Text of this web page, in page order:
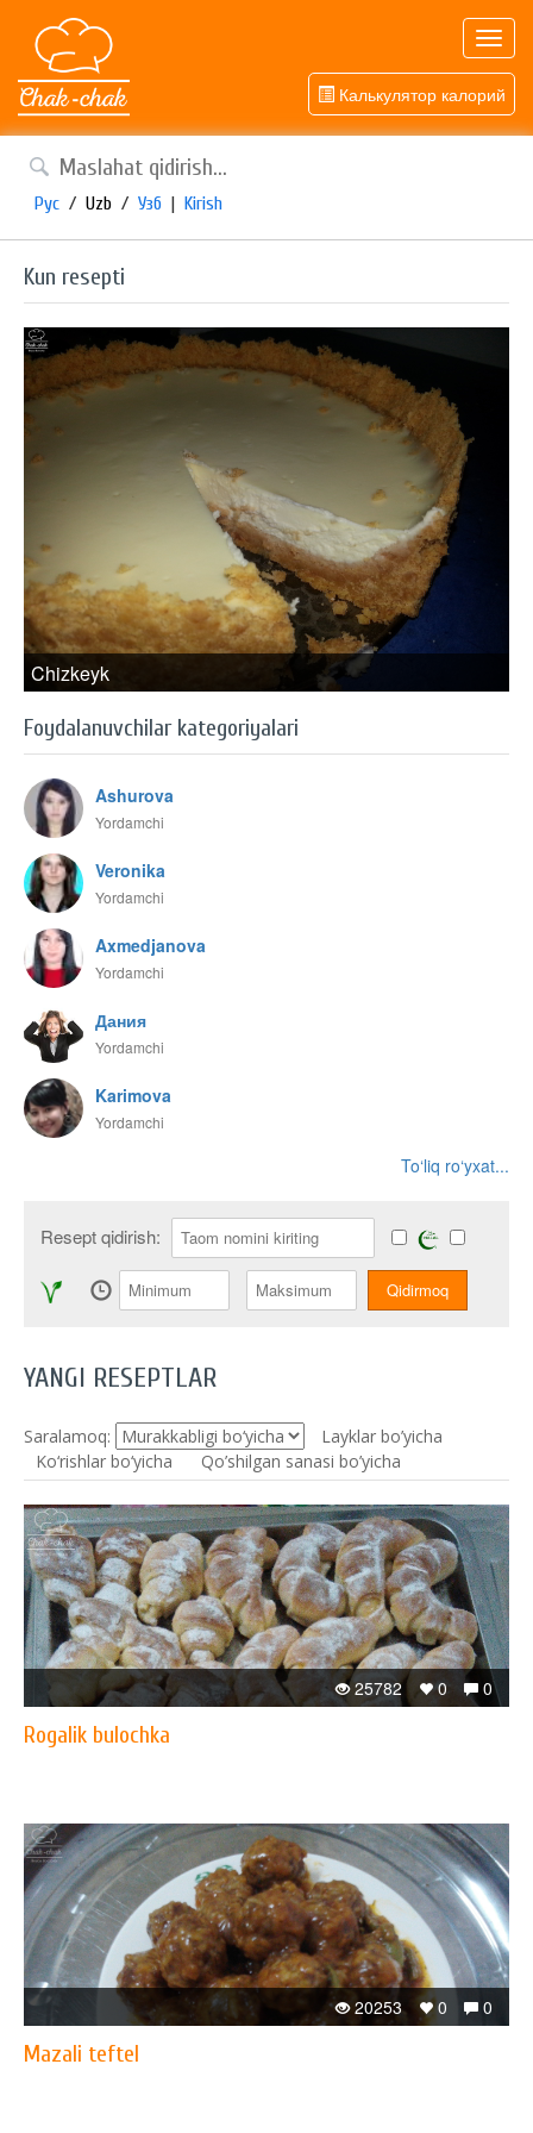
Калькулятор калорий
Рус / Uzb / Узб | Kirish
Kun resepti
Chizkeyk
Foydalanuvchilar kategoriyalari
Ashurova
Yordamchi
Veronika
Yordamchi
Axmedjanova
Yordamchi
Дания
Yordamchi
Karimova
Yordamchi
To‘liq ro‘yxat...
Resept qidirish:
YANGI RESEPTLAR
Saralamoq:
Layklar bo’yicha
Ko‘rishlar bo‘yicha
Qo’shilgan sanasi bo’yicha
0
0
25782
Rogalik bulochka
0
0
20253
Mazali teftel